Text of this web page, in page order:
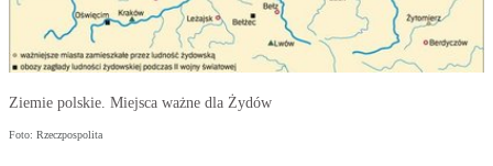
Ziemie polskie. Miejsca ważne dla Żydów
Foto: Rzeczpospolita